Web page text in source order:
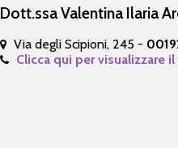
Dott.ssa Valentina Ilaria
Via degli Scipioni, 245 -
Clicca qui per visualizzare